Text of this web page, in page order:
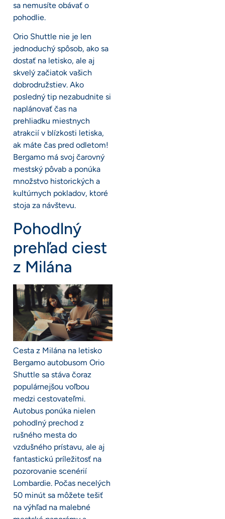
sa nemusíte obávať o
pohodlie.
Orio Shuttle nie je len
jednoduchý spôsob, ako sa
dostať na letisko, ale aj
skvelý začiatok vašich
dobrodružstiev. Ako
posledný tip nezabudnite si
naplánovať čas na
prehliadku miestnych
atrakcií v blízkosti letiska,
ak máte čas pred odletom!
Bergamo má svoj čarovný
mestský pôvab a ponúka
množstvo historických a
kultúrnych pokladov, ktoré
stoja za návštevu.
Pohodlný
prehľad ciest
z Milána
Cesta z Milána na letisko
Bergamo autobusom Orio
Shuttle sa stáva čoraz
populárnejšou voľbou
medzi cestovateľmi.
Autobus ponúka nielen
pohodlný prechod z
rušného mesta do
vzdušného prístavu, ale aj
fantastickú príležitosť na
pozorovanie scenérií
Lombardie. Počas necelých
50 minút sa môžete tešiť
na výhľad na malebné